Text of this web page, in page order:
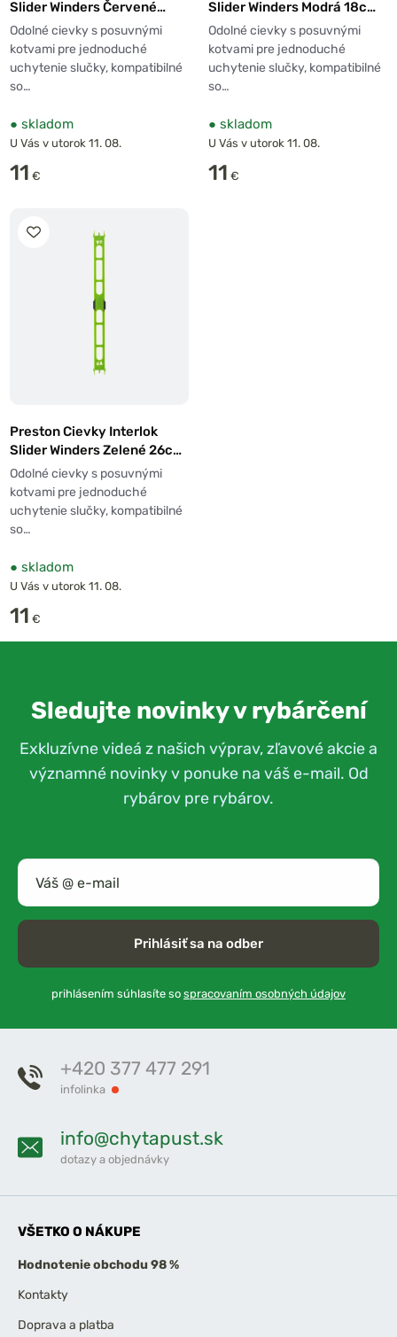
Mamba
Suretti Záťaž Stubby
Slider Winders Červené
13cm 10ks
Odolné cievky s posuvnými
kotvami pre jednoduché
uchytenie slučky, kompatibilné
so…
● skladom
U Vás v utorok 11. 08.
11 €
Slider Winders Modrá 18cm
10ks
Odolné cievky s posuvnými
kotvami pre jednoduché
uchytenie slučky, kompatibilné
so…
● skladom
U Vás v utorok 11. 08.
11 €
Preston Cievky Interlok
Slider Winders Zelené 26cm
10ks
Odolné cievky s posuvnými
kotvami pre jednoduché
uchytenie slučky, kompatibilné
so…
● skladom
U Vás v utorok 11. 08.
11 €
Sledujte novinky v rybárčení
Exkluzívne videá z našich výprav, zľavové akcie a
významné novinky v ponuke na váš e-mail. Od
rybárov pre rybárov.
Prihlásiť sa na odber
prihlásením súhlasíte so spracovaním osobných údajov
+420 377 477 291
infolinka
info@chytapust.sk
dotazy a objednávky
VŠETKO O NÁKUPE
Hodnotenie obchodu 98 %
Kontakty
Doprava a platba